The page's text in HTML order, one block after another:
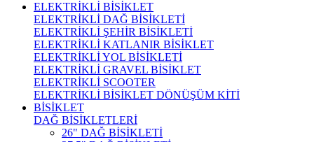
ELEKTRİKLİ BİSİKLET
ELEKTRİKLİ DAĞ BİSİKLETİ
ELEKTRİKLİ ŞEHİR BİSİKLETİ
ELEKTRİKLİ KATLANIR BİSİKLET
ELEKTRİKLİ YOL BİSİKLETİ
ELEKTRİKLİ GRAVEL BİSİKLET
ELEKTRİKLİ SCOOTER
ELEKTRİKLİ BİSİKLET DÖNÜŞÜM KİTİ
BİSİKLET
DAĞ BİSİKLETLERİ
26" DAĞ BİSİKLETİ